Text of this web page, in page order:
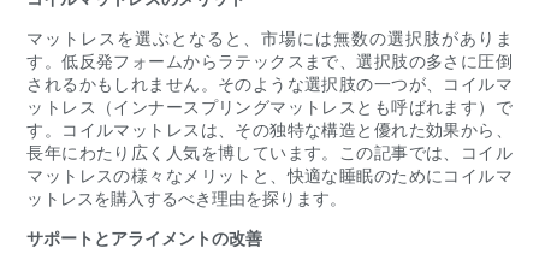
マットレスを選ぶとなると、市場には無数の選択肢がありま
す。低反発フォームからラテックスまで、選択肢の多さに圧倒
されるかもしれません。そのような選択肢の一つが、コイルマ
ットレス（インナースプリングマットレスとも呼ばれます）で
す。コイルマットレスは、その独特な構造と優れた効果から、
長年にわたり広く人気を博しています。この記事では、コイル
マットレスの様々なメリットと、快適な睡眠のためにコイルマ
ットレスを購入するべき理由を探ります。
サポートとアライメントの改善